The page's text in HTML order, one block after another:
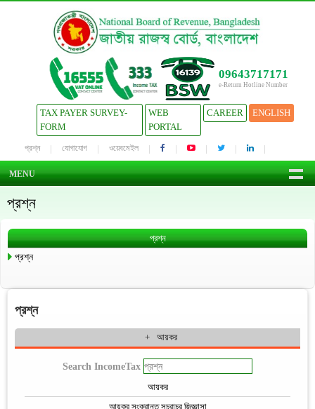
09643717171
e-Return Hotline Number
TAX PAYER SURVEY-
FORM
WEB
PORTAL
CAREER ENGLISH
প্রশ্ন যোগাযোগ ওয়েবমেইল
MENU
প্রশ্ন
প্রশ্ন
প্রশ্ন
প্রশ্ন
আয়কর
Search IncomeTax
আয়কর
আয়কর সংক্রান্ত সচরাচর জিজ্ঞাসা